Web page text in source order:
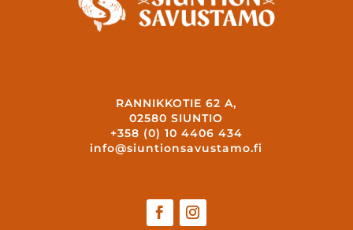
RANNIKKOTIE 62 A,
02580 SIUNTIO
+358 (0) 10 4406 434
info@siuntionsavustamo.fi